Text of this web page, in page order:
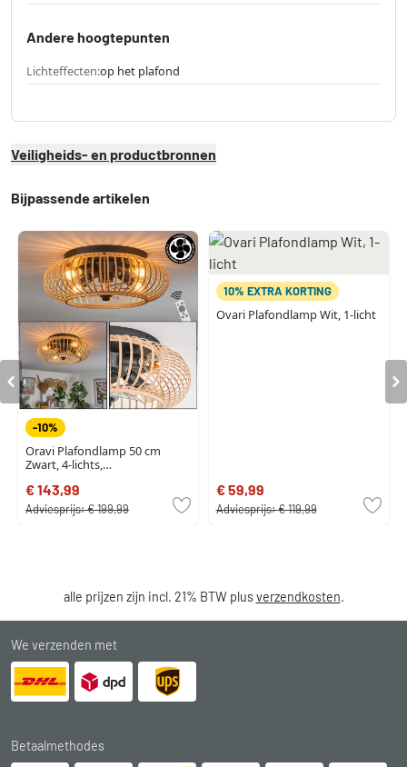
Andere hoogtepunten
Lichteffecten:op het plafond
Veiligheids- en productbronnen
Bijpassende artikelen
-10%
Oravi Plafondlamp 50 cm
Zwart, 4-lichts,
€ 143,99
Adviesprijs:€ 199,99
10% EXTRA KORTING
Ovari Plafondlamp Wit, 1-licht
€ 59,99
Adviesprijs:€ 119,99
alle prijzen zijn incl. 21% BTW plusverzendkosten.
We verzenden met
Betaalmethodes